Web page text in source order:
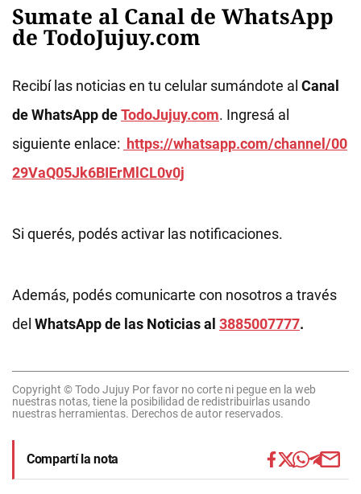
Sumate al Canal de WhatsApp
de TodoJujuy.com
Recibí las noticias en tu celular sumándote al Canal
de WhatsApp deTodoJujuy.com. Ingresá al
siguiente enlace: https://whatsapp.com/channel/00
29VaQ05Jk6BIErMlCL0v0j
Si querés, podés activar las notificaciones.
Además, podés comunicarte con nosotros a través
del WhatsApp de las Noticias al 3885007777.
Copyright © Todo Jujuy Por favor no corte ni pegue en la web
nuestras notas, tiene la posibilidad de redistribuirlas usando
nuestras herramientas. Derechos de autor reservados.
Compartí la nota